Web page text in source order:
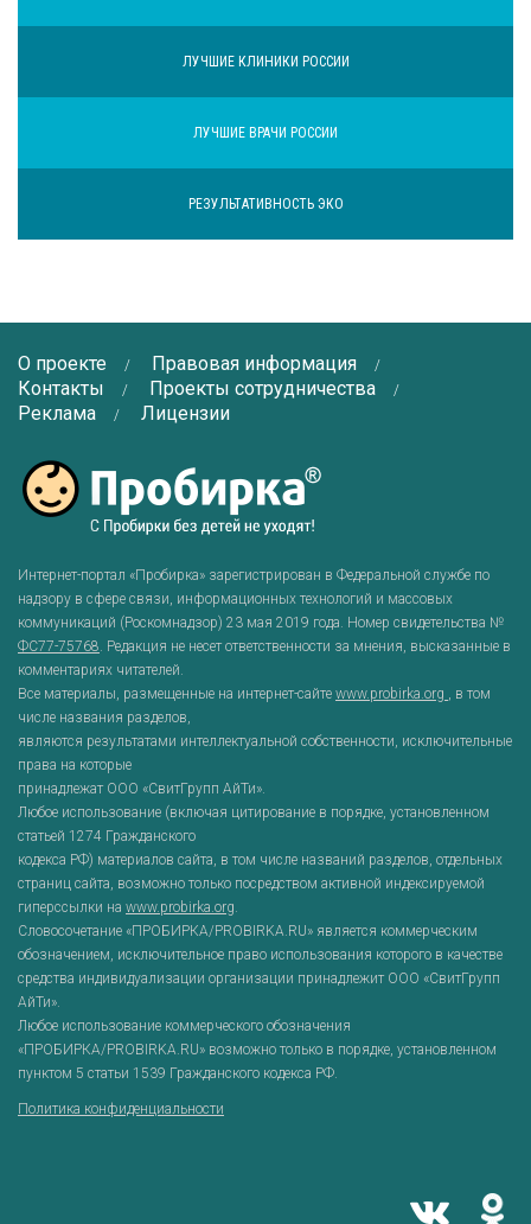
ЛУЧШИЕ КЛИНИКИ РОССИИ
ЛУЧШИЕ ВРАЧИ РОССИИ
РЕЗУЛЬТАТИВНОСТЬ ЭКО
О проекте
Правовая информация
Контакты
Проекты сотрудничества
Реклама
Лицензии
Интернет-портал «Пробирка» зарегистрирован в Федеральной службе по
надзору в сфере связи, информационных технологий и массовых
коммуникаций (Роскомнадзор) 23 мая 2019 года. Номер свидетельства №
ФС77-75768. Редакция не несет ответственности за мнения, высказанные в
комментариях читателей.
Все материалы, размещенные на интернет-сайте www.probirka.org , в том
числе названия разделов,
являются результатами интеллектуальной собственности, исключительные
права на которые
принадлежат ООО «СвитГрупп АйТи».
Любое использование (включая цитирование в порядке, установленном
статьей 1274 Гражданского
кодекса РФ) материалов сайта, в том числе названий разделов, отдельных
страниц сайта, возможно только посредством активной индексируемой
гиперссылки на www.probirka.org.
Словосочетание «ПРОБИРКА/PROBIRKA.RU» является коммерческим
обозначением, исключительное право использования которого в качестве
средства индивидуализации организации принадлежит ООО «СвитГрупп
АйТи».
Любое использование коммерческого обозначения
«ПРОБИРКА/PROBIRKA.RU» возможно только в порядке, установленном
пунктом 5 статьи 1539 Гражданского кодекса РФ.
Политика конфиденциальности